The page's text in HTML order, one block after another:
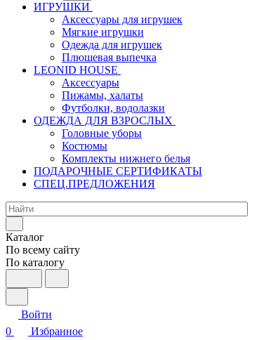
ИГРУШКИ
Аксессуары для игрушек
Мягкие игрушки
Одежда для игрушек
Плюшевая выпечка
LEONID HOUSE
Аксессуары
Пижамы, халаты
Футболки, водолазки
ОДЕЖДА ДЛЯ ВЗРОСЛЫХ
Головные уборы
Костюмы
Комплекты нижнего белья
ПОДАРОЧНЫЕ СЕРТИФИКАТЫ
СПЕЦ.ПРЕДЛОЖЕНИЯ
Каталог
По всему сайту
По каталогу
Войти
0
Избранное